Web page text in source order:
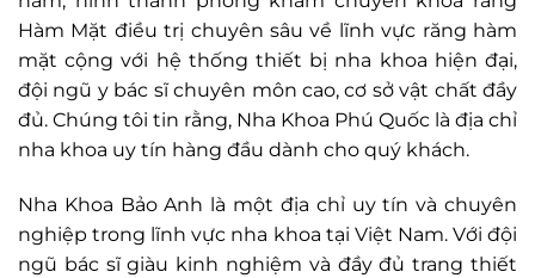
Hàm Mặt điều trị chuyên sâu về lĩnh vực răng hàm
mặt cộng với hệ thống thiết bị nha khoa hiện đại,
đội ngũ y bác sĩ chuyên môn cao, cơ sở vật chất đầy
đủ. Chúng tôi tin rằng, Nha Khoa Phú Quốc là địa chỉ
nha khoa uy tín hàng đầu dành cho quý khách.
Nha Khoa Bảo Anh là một địa chỉ uy tín và chuyên
nghiệp trong lĩnh vực nha khoa tại Việt Nam. Với đội
ngũ bác sĩ giàu kinh nghiệm và đầy đủ trang thiết